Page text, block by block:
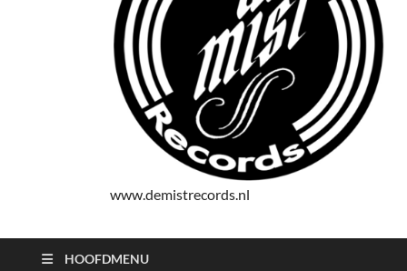
www.demistrecords.nl
HOOFDMENU